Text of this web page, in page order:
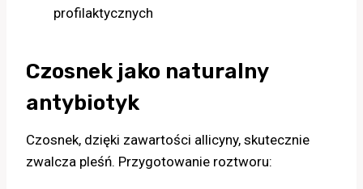
profilaktycznych
Czosnek jako naturalny
antybiotyk
Czosnek, dzięki zawartości allicyny, skutecznie
zwalcza pleśń. Przygotowanie roztworu: